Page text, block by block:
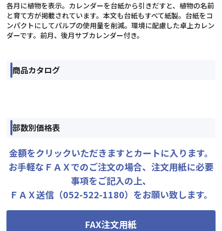
各月に植物を表示。カレンダーを台紙から引きだすと、植物の名前
と育て方が掲載されています。本文も台紙もすべて紙製。台紙をコ
ンパクトにしてパルプの使用量を削減。環境に配慮した卓上カレン
ダーです。前月、後月サブカレンダー付き。
商品カタログ
部数別価格表
金額をクリックいただきますとカートに入ります。
お手軽なＦＡＸでのご注文の場合、注文用紙に必要
事項をご記入の上、
ＦＡＸ送信（052-522-1180）をお願い致します。
FAX注文用紙